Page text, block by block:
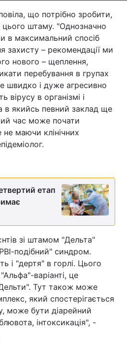
що потрібно зробити,
цього штаму. "Однозначно
в максимальний спосіб
захисту – рекомендації ми
нового – щеплення,
перебування в групах
швидко і дуже агресивно
вірусу в організмі і
якийсь певний заклад ще
час може почати
маючи клінічних
етап
зі штамом "Дельта"
подібний" синдром.
і "дертя" в горлі. Цього
варіанті, це
Тут також може
який спостерігається
може бути діарейний
інтоксикація", -